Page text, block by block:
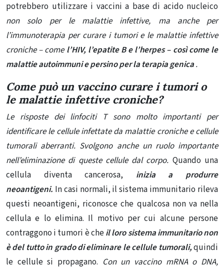
potrebbero utilizzare i vaccini a base di acido nucleico
non solo per le malattie infettive, ma anche per
l’immunoterapia per curare i tumori e le malattie infettive
croniche – come l’HIV, l’epatite B e l’herpes – così come le
malattie autoimmuni e persino per la terapia genica.
Come può un vaccino curare i tumori o
le malattie infettive croniche?
Le risposte dei linfociti T sono molto importanti per
identificare le cellule infettate da malattie croniche e cellule
tumorali aberranti. Svolgono anche un ruolo importante
nell’eliminazione di queste cellule dal corpo. Quando una
cellula diventa cancerosa,
inizia a produrre
neoantigeni. In casi normali, il sistema immunitario rileva
questi neoantigeni, riconosce che qualcosa non va nella
cellula e lo elimina. Il motivo per cui alcune persone
contraggono i tumori è cheil loro sistema immunitario non
è del tutto in grado di eliminare le cellule tumorali,quindi
le cellule si propagano. Con un vaccino mRNA o DNA,